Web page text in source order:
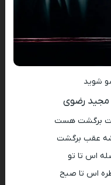
شوید
مجید رضوی
برگشت هست
عقب برگشت
اس تا تو
اس تا صبح